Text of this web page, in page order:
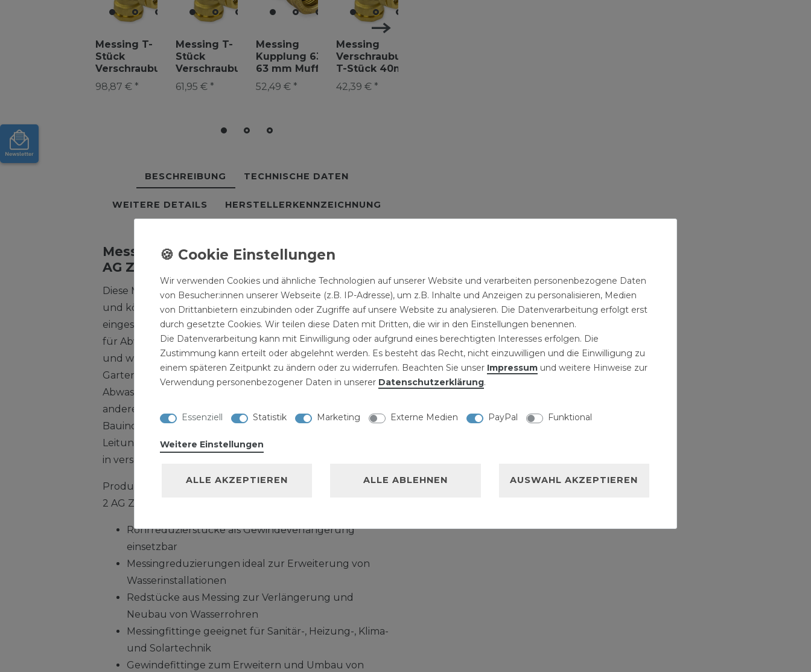
Messing T-
Stück
Verschraubung
63mm
Abzweig PE
98,87 € *
Messing T-
Stück
Verschraubung
50mm
Abzweig PE
61,95 € *
Messing
Kupplung 63 x
63 mm Muffe
Verschraubung
PE-Rohr
52,49 € *
Messing
Verschraubung
T-Stück 40mm
Abzweig PE
Rohr
42,39 € *
BESCHREIBUNG TECHNISCHE DATEN
WEITERE DETAILS HERSTELLERKENNZEICHNUNG
Messing Fitting Reduzierstück 1 1/4 IG x 2
AG Zoll Reduzierung
Diese Messing Reduzierungen sind sofort montagefertig
und können in allen Bereichen in der Heizungsinstallation
eingesetzt werden. Unsere Messing Reduzierungen bieten
für Abwasseranlagen das beste für die Kanalversorgung
und werden auch in der Sanitärinstallation und im
Gartenbau zur Erweiterung bestehender
Abwasseranlagen verwendet. Messing Reduzierungen und
andere Formteile können für die Kanalversorgung in der
Bauindustrie zur Erweiterung eines bestehenden
Leitungsnetzes installiert werden. Messing Reduzierungen
in verschiedenen Grössen und Durcmesser
Produktmerkmale Messing Fitting Reduzierstück 1 1/4 IG x
2 AG Zoll Reduzierung:
Rohrreduzierstücke als Gewindeverlängerung
einsetzbar
Messingreduzierungen ideal zur Erweiterung von
Wasserinstallationen
Redstücke aus Messing zur Verlängerung und
Neubau von Wasserrohren
Messingfittinge geeignet für Sanitär-, Heizung-, Klima-
und Solartechnik
Gewindefittinge zum Erweitern und Umbau von
Wir verwenden Cookies und ähnliche Technologien auf unserer Website und verarbeiten personenbezogene Daten
von Besucher:innen unserer Webseite (z.B. IP-Adresse), um z.B. Inhalte und Anzeigen zu personalisieren, Medien
von Drittanbietern einzubinden oder Zugriffe auf unsere Website zu analysieren. Die Datenverarbeitung erfolgt erst
durch gesetzte Cookies. Wir teilen diese Daten mit Dritten, die wir in den Einstellungen benennen.
Die Datenverarbeitung kann mit Einwilligung oder aufgrund eines berechtigten Interesses erfolgen. Die
Zustimmung kann erteilt oder abgelehnt werden. Es besteht das Recht, nicht einzuwilligen und die Einwilligung zu
einem späteren Zeitpunkt zu ändern oder zu widerrufen. Beachten Sie unser Impressum und weitere Hinweise zur
Verwendung personenbezogener Daten in unserer Daten­schutz­erklärung.
Essenziell Statistik Marketing Externe Medien PayPal Funktional
Weitere Einstellungen
ALLE AKZEPTIEREN ALLE ABLEHNEN AUSWAHL AKZEPTIEREN